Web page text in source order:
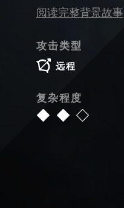
阅读完整背景故事
攻击类型
远程
复杂程度